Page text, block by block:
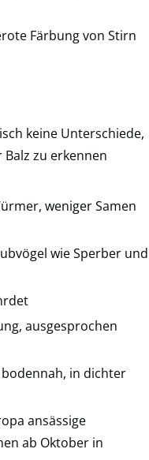
Färbung von Stirn
keine Unterschiede,
zu erkennen
weniger Samen
wie Sperber und
ausgesprochen
in dichter
ansässige
ab Oktober in